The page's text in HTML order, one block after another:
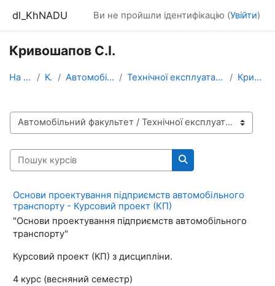
dl_KhNADU Ви не пройшли ідентифікацію (Увійти)
Кривошапов С.І.
На головну Курси Автомобільний факультет Технічної експлуатації і сервісу автомобілів ім. М... Кривошапов С.І.
Категорії курсів
Пошук курсів
Пошук курсів
Основи проектування підприємств автомобільного
транспорту - Курсовий проект (КП)
"Основи проектування підприємств автомобільного
транспорту"
Курсовий проект (КП) з дисципліни.
4 курс (весняний семестр)